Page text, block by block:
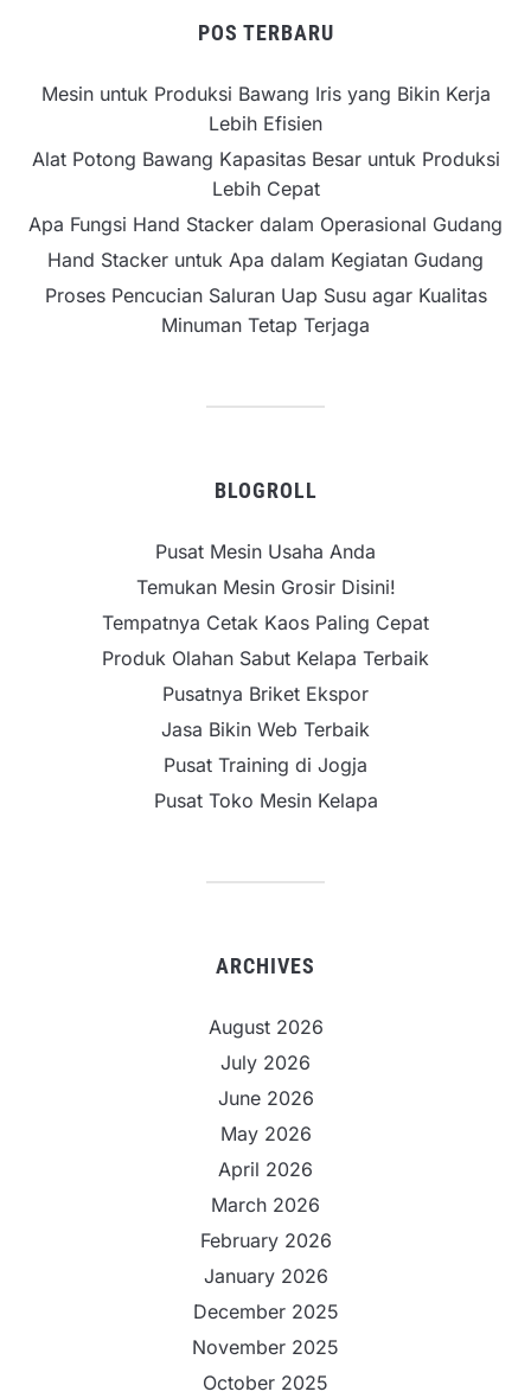
POS TERBARU
Mesin untuk Produksi Bawang Iris yang Bikin Kerja
Lebih Efisien
Alat Potong Bawang Kapasitas Besar untuk Produksi
Lebih Cepat
Apa Fungsi Hand Stacker dalam Operasional Gudang
Hand Stacker untuk Apa dalam Kegiatan Gudang
Proses Pencucian Saluran Uap Susu agar Kualitas
Minuman Tetap Terjaga
BLOGROLL
Pusat Mesin Usaha Anda
Temukan Mesin Grosir Disini!
Tempatnya Cetak Kaos Paling Cepat
Produk Olahan Sabut Kelapa Terbaik
Pusatnya Briket Ekspor
Jasa Bikin Web Terbaik
Pusat Training di Jogja
Pusat Toko Mesin Kelapa
ARCHIVES
August 2026
July 2026
June 2026
May 2026
April 2026
March 2026
February 2026
January 2026
December 2025
November 2025
October 2025